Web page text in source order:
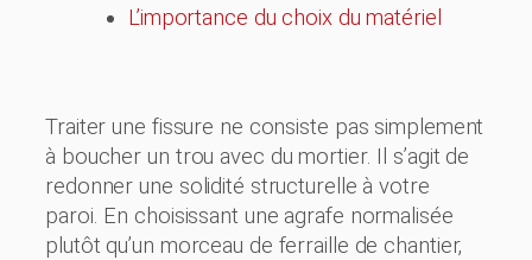
L’importance du choix du matériel
Traiter une fissure ne consiste pas simplement
à boucher un trou avec du mortier. Il s’agit de
redonner une solidité structurelle à votre
paroi. En choisissant une agrafe normalisée
plutôt qu’un morceau de ferraille de chantier,